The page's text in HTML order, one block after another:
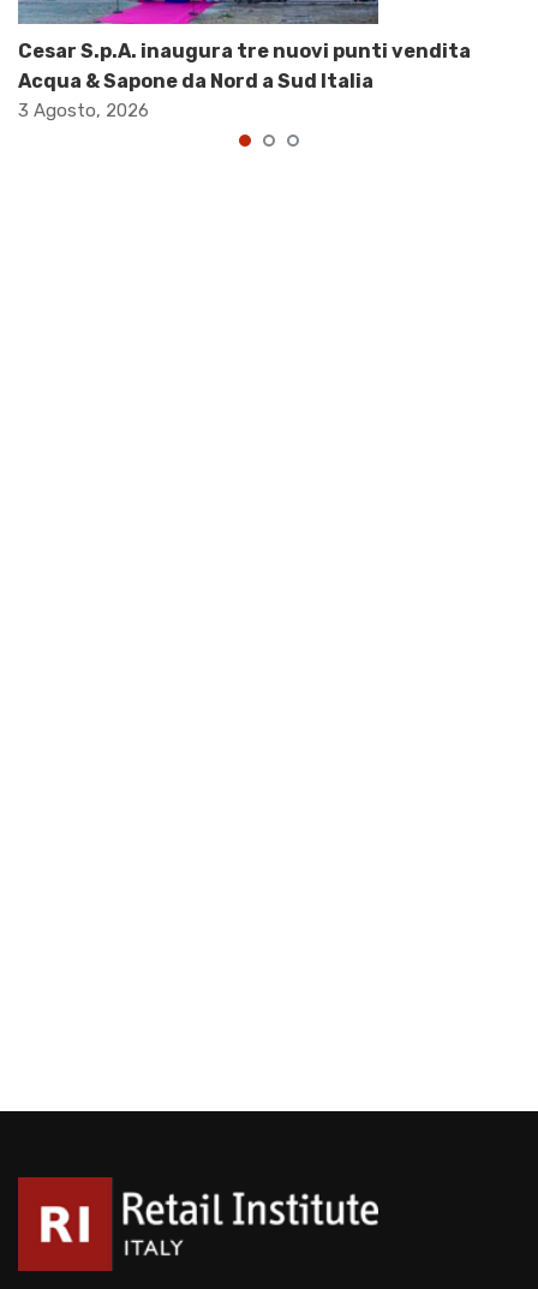
Cesar S.p.A. inaugura tre nuovi punti vendita
Acqua & Sapone da Nord a Sud Italia
3 Agosto, 2026